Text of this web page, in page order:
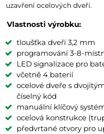
uzavření ocelových dveří.
Vlastnosti výrobku:
tloušťka dveří 3,2 mm
programování 3-8-
LED signalizace pro
včetně 4 baterií
ocelové dveře s
číselný kód
manuální klíčový
ocelová konstrukce
předvrtané otvory pro